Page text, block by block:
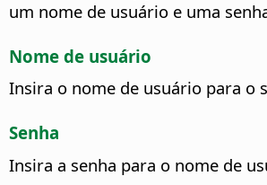
um nome de usuário e uma
Nome de usuário
Insira o nome de usuário para o
Senha
Insira a senha para o nome de